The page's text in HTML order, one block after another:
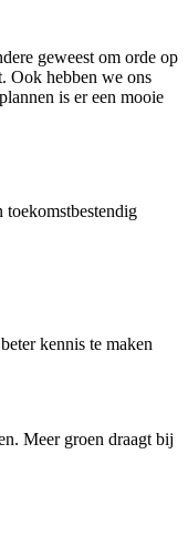
geweest om orde op
Ook hebben we ons
is er een mooie
kennis te maken
Meer groen draagt bij